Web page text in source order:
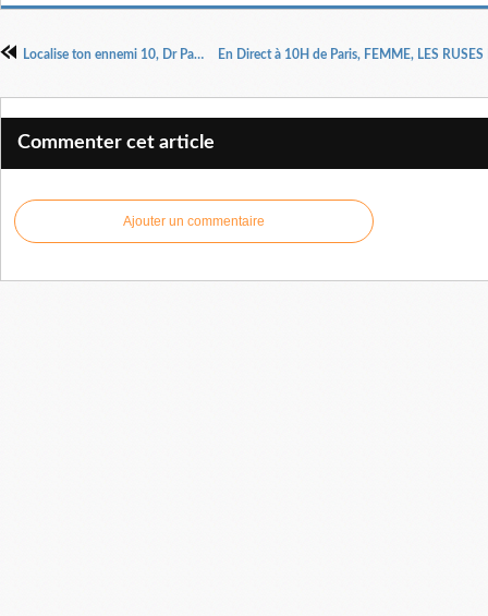
Localise ton ennemi 10, Dr Pasteur Henri Kpodahi
Commenter cet article
Ajouter un commentaire